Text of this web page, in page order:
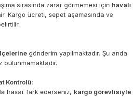
sırasında zarar görmemesi için havalı
Kargo ücreti, sepet aşamasında ve
gönderim yapılmaktadır. Şu anda
bulunmamaktadır.
Kontrolü:
hasar fark ederseniz, kargo görevlisiyle